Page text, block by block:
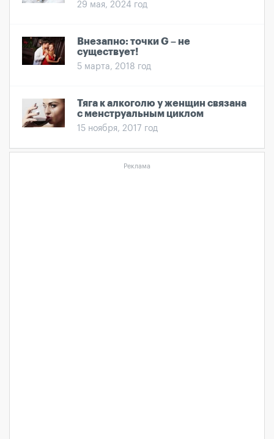
29 мая, 2024 год
Внезапно: точки G – не
существует!
5 марта, 2018 год
Тяга к алкоголю у женщин связана
с менструальным циклом
15 ноября, 2017 год
Реклама